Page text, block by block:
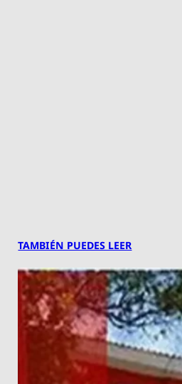
TAMBIÉN PUEDES LEER